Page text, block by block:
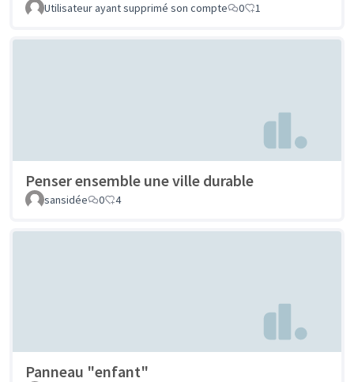
Utilisateur ayant supprimé son compte 0 1
Penser ensemble une ville durable
sansidée 0 4
Panneau "enfant"